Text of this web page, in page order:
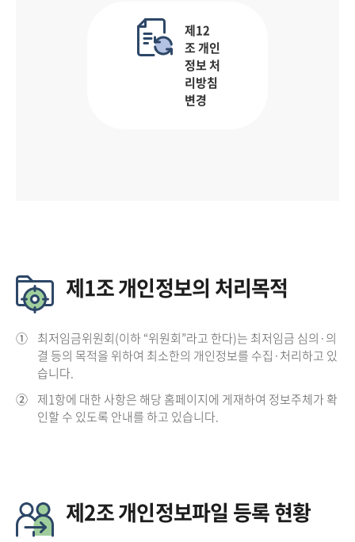
제12
조 개인
정보 처
리방침
변경
제1조 개인정보의 처리목적
① 최저임금위원회(이하 “위원회”라고 한다)는 최저임금 심의·의
결 등의 목적을 위하여 최소한의 개인정보를 수집·처리하고 있
습니다.
② 제1항에 대한 사항은 해당 홈페이지에 게재하여 정보주체가 확
인할 수 있도록 안내를 하고 있습니다.
제2조 개인정보파일 등록 현황